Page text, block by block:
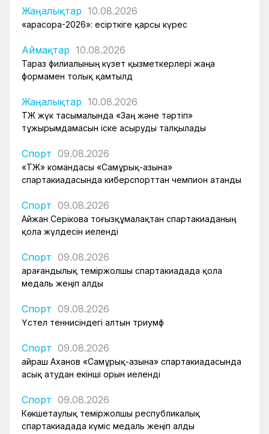
Жаңалықтар 10.08.2026
«Қарасора-2026»: есірткіге қарсы күрес
Аймақтар 10.08.2026
Тараз филиалының күзет қызметкерлері жаңа
формамен толық қамтылд
Жаңалықтар 10.08.2026
ҚТЖ жүк тасымалында «Заң және тәртіп»
тұжырымдамасын іске асыруды талқылады
Спорт 09.08.2026
«ҚТЖ» командасы «Самұрық-Қазына»
спартакиадасында киберспорттан чемпион атанды
Спорт 09.08.2026
Айжан Серікова тоғызқұмалақтан спартакиаданың
қола жүлдесін иеленді
Спорт 09.08.2026
Қарағандылық теміржолшы спартакиадада қола
медаль жеңіп алды
Спорт 09.08.2026
Үстел теннисіндегі алтын триумф
Спорт 09.08.2026
Қайраш Аханов «Самұрық-Қазына» спартакиадасында
асық атудан екінші орын иеленді
Спорт 09.08.2026
Көкшетаулық теміржолшы республикалық
спартакиадада күміс медаль жеңіп алды